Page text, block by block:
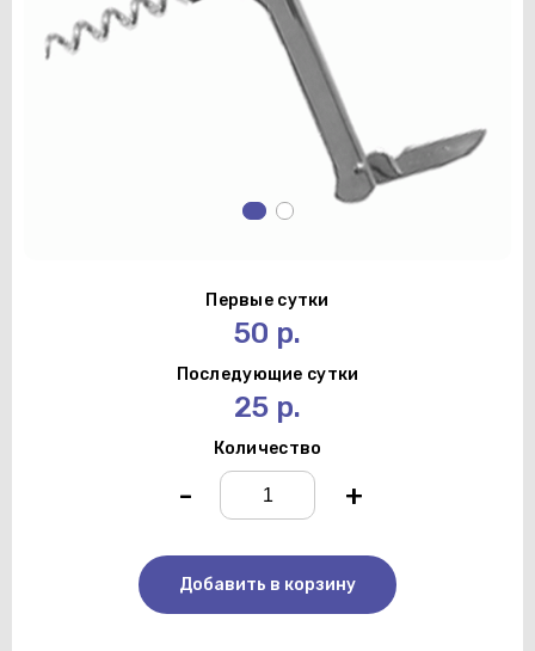
Первые сутки
50 р.
Последующие сутки
25 р.
Количество
- +
Добавить в корзину